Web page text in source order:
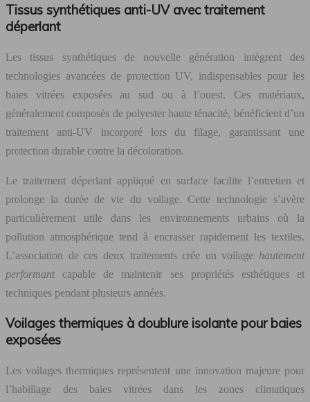
Tissus synthétiques anti-UV avec traitement
déperlant
Les tissus synthétiques de nouvelle génération intègrent des
technologies avancées de protection UV, indispensables pour les
baies vitrées exposées au sud ou à l’ouest. Ces matériaux,
généralement composés de polyester haute ténacité, bénéficient d’un
traitement anti-UV incorporé lors du filage, garantissant une
protection durable contre la décoloration.
Le traitement déperlant appliqué en surface facilite l’entretien et
prolonge la durée de vie du voilage. Cette technologie s’avère
particulièrement utile dans les environnements urbains où la
pollution atmosphérique tend à encrasser rapidement les textiles.
L’association de ces deux traitements crée un voilage hautement
performant capable de maintenir ses propriétés esthétiques et
techniques pendant plusieurs années.
Voilages thermiques à doublure isolante pour baies
exposées
Les voilages thermiques représentent une innovation majeure pour
l’habillage des baies vitrées dans les zones climatiques